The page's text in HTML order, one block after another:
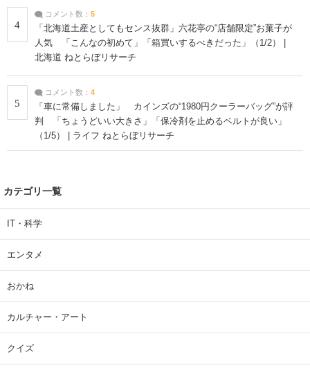
4
コメント数： 5
「北海道土産としてもセンス抜群」六花亭の“店舗限定”お菓子が
人気 「こんなの初めて」「箱買いするべきだった」（1/2） |
北海道 ねとらぼリサーチ
5
コメント数： 4
「車に常備しました」 カインズの“1980円クーラーバッグ”が評
判 「ちょうどいい大きさ」「保冷剤を止めるベルトが良い」
（1/5） | ライフ ねとらぼリサーチ
カテゴリ一覧
IT・科学
エンタメ
おかね
カルチャー・アート
クイズ